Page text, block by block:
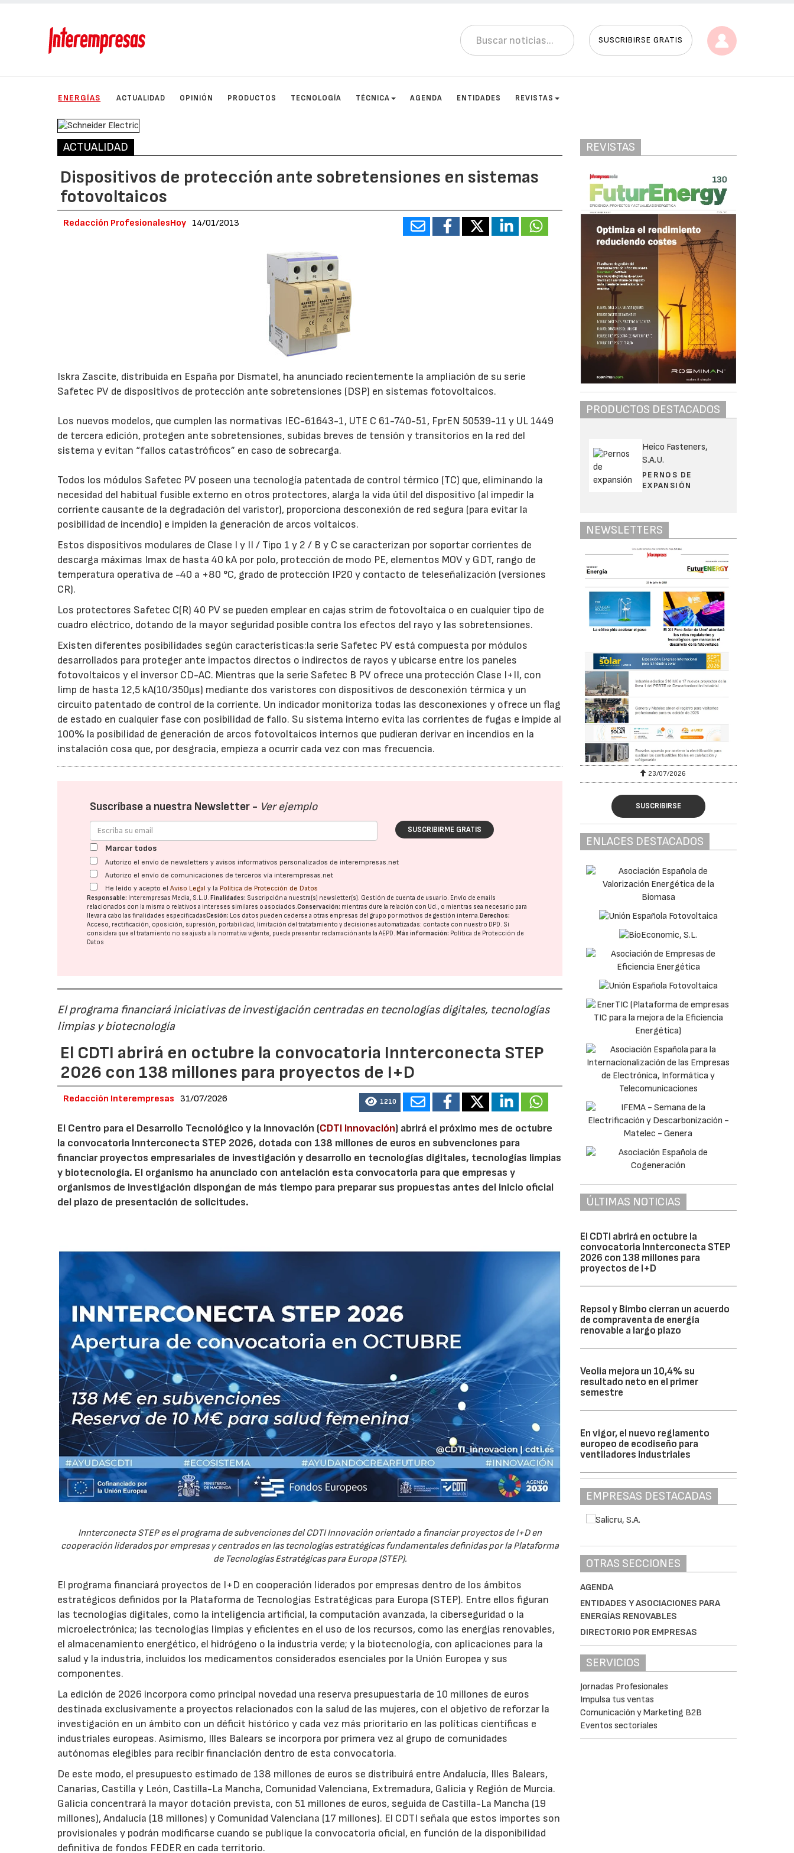
SUSCRIBIRSE GRATIS
ENERGÍAS ACTUALIDAD OPINIÓN PRODUCTOS TECNOLOGÍA TÉCNICA AGENDA ENTIDADES REVISTAS
ACTUALIDAD
Dispositivos de protección ante sobretensiones en sistemas
fotovoltaicos
Redacción ProfesionalesHoy 14/01/2013
Iskra Zascite, distribuida en España por Dismatel, ha anunciado recientemente la ampliación de su serie
Safetec PV de dispositivos de protección ante sobretensiones (DSP) en sistemas fotovoltaicos.
Los nuevos modelos, que cumplen las normativas IEC-61643-1, UTE C 61-740-51, FprEN 50539-11 y UL 1449
de tercera edición, protegen ante sobretensiones, subidas breves de tensión y transitorios en la red del
sistema y evitan “fallos catastróficos” en caso de sobrecarga.
Todos los módulos Safetec PV poseen una tecnología patentada de control térmico (TC) que, eliminando la
necesidad del habitual fusible externo en otros protectores, alarga la vida útil del dispositivo (al impedir la
corriente causante de la degradación del varistor), proporciona desconexión de red segura (para evitar la
posibilidad de incendio) e impiden la generación de arcos voltaicos.
Estos dispositivos modulares de Clase I y II / Tipo 1 y 2 / B y C se caracterizan por soportar corrientes de
descarga máximas Imax de hasta 40 kA por polo, protección de modo PE, elementos MOV y GDT, rango de
temperatura operativa de -40 a +80 °C, grado de protección IP20 y contacto de teleseñalización (versiones
CR).
Los protectores Safetec C(R) 40 PV se pueden emplear en cajas strim de fotovoltaica o en cualquier tipo de
cuadro eléctrico, dotando de la mayor seguridad posible contra los efectos del rayo y las sobretensiones.
Existen diferentes posibilidades según características:la serie Safetec PV está compuesta por módulos
desarrollados para proteger ante impactos directos o indirectos de rayos y ubicarse entre los paneles
fotovoltaicos y el inversor CD-AC. Mientras que la serie Safetec B PV ofrece una protección Clase I+II, con
Iimp de hasta 12,5 kA(10/350µs) mediante dos varistores con dispositivos de desconexión térmica y un
circuito patentado de control de la corriente. Un indicador monitoriza todas las desconexiones y ofrece un flag
de estado en cualquier fase con posibilidad de fallo. Su sistema interno evita las corrientes de fugas e impide al
100% la posibilidad de generación de arcos fotovoltaicos internos que pudieran derivar en incendios en la
instalación cosa que, por desgracia, empieza a ocurrir cada vez con mas frecuencia.
Suscríbase a nuestra Newsletter - Ver ejemplo
SUSCRIBIRME GRATIS
Marcar todos
Autorizo el envío de newsletters y avisos informativos personalizados de interempresas.net
Autorizo el envío de comunicaciones de terceros vía interempresas.net
He leído y acepto elAviso Legal y la Política de Protección de Datos
Responsable: Interempresas Media, S.L.U.Finalidades: Suscripción a nuestra(s) newsletter(s). Gestión de cuenta de usuario. Envío de emails
relacionados con la misma o relativos a intereses similares o asociados.Conservación: mientras dure la relación con Ud., o mientras sea necesario para
llevar a cabo las finalidades especificadasCesión: Los datos pueden cederse a otras empresas del grupo por motivos de gestión interna.Derechos:
Acceso, rectificación, oposición, supresión, portabilidad, limitación del tratatamiento y decisiones automatizadas: contacte con nuestro DPD. Si
considera que el tratamiento no se ajusta a la normativa vigente, puede presentar reclamación ante laAEPD.Más información: Política de Protección de
Datos
El programa financiará iniciativas de investigación centradas en tecnologías digitales, tecnologías
limpias y biotecnología
El CDTI abrirá en octubre la convocatoria Innterconecta STEP
2026 con 138 millones para proyectos de I+D
Redacción Interempresas 31/07/2026 1210
El Centro para el Desarrollo Tecnológico y la Innovación (CDTI Innovación) abrirá el próximo mes de octubre
la convocatoria Innterconecta STEP 2026, dotada con 138 millones de euros en subvenciones para
financiar proyectos empresariales de investigación y desarrollo en tecnologías digitales, tecnologías limpias
y biotecnología. El organismo ha anunciado con antelación esta convocatoria para que empresas y
organismos de investigación dispongan de más tiempo para preparar sus propuestas antes del inicio oficial
del plazo de presentación de solicitudes.
Innterconecta STEP es el programa de subvenciones del CDTI Innovación orientado a financiar proyectos de I+D en
cooperación liderados por empresas y centrados en las tecnologías estratégicas fundamentales definidas por la Plataforma
de Tecnologías Estratégicas para Europa (STEP).
El programa financiará proyectos de I+D en cooperación liderados por empresas dentro de los ámbitos
estratégicos definidos por la Plataforma de Tecnologías Estratégicas para Europa (STEP). Entre ellos figuran
las tecnologías digitales, como la inteligencia artificial, la computación avanzada, la ciberseguridad o la
microelectrónica; las tecnologías limpias y eficientes en el uso de los recursos, como las energías renovables,
el almacenamiento energético, el hidrógeno o la industria verde; y la biotecnología, con aplicaciones para la
salud y la industria, incluidos los medicamentos considerados esenciales por la Unión Europea y sus
componentes.
La edición de 2026 incorpora como principal novedad una reserva presupuestaria de 10 millones de euros
destinada exclusivamente a proyectos relacionados con la salud de las mujeres, con el objetivo de reforzar la
investigación en un ámbito con un déficit histórico y cada vez más prioritario en las políticas científicas e
industriales europeas. Asimismo, Illes Balears se incorpora por primera vez al grupo de comunidades
autónomas elegibles para recibir financiación dentro de esta convocatoria.
De este modo, el presupuesto estimado de 138 millones de euros se distribuirá entre Andalucía, Illes Balears,
Canarias, Castilla y León, Castilla-La Mancha, Comunidad Valenciana, Extremadura, Galicia y Región de Murcia.
Galicia concentrará la mayor dotación prevista, con 51 millones de euros, seguida de Castilla-La Mancha (19
millones), Andalucía (18 millones) y Comunidad Valenciana (17 millones). El CDTI señala que estos importes son
provisionales y podrán modificarse cuando se publique la convocatoria oficial, en función de la disponibilidad
definitiva de fondos FEDER en cada territorio.
REVISTAS
PRODUCTOS DESTACADOS
Heico Fasteners,
S.A.U.
PERNOS DE
EXPANSIÓN
NEWSLETTERS
23/07/2026
SUSCRIBIRSE
ENLACES DESTACADOS
ÚLTIMAS NOTICIAS
El CDTI abrirá en octubre la
convocatoria Innterconecta STEP
2026 con 138 millones para
proyectos de I+D
Repsol y Bimbo cierran un acuerdo
de compraventa de energía
renovable a largo plazo
Veolia mejora un 10,4% su
resultado neto en el primer
semestre
En vigor, el nuevo reglamento
europeo de ecodiseño para
ventiladores industriales
EMPRESAS DESTACADAS
OTRAS SECCIONES
AGENDA
ENTIDADES Y ASOCIACIONES PARA
ENERGÍAS RENOVABLES
DIRECTORIO POR EMPRESAS
SERVICIOS
Jornadas Profesionales
Impulsa tus ventas
Comunicación y Marketing B2B
Eventos sectoriales